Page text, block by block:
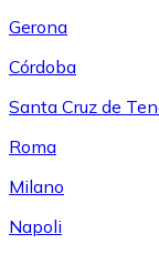
Gerona
Córdoba
Santa Cruz de
Roma
Milano
Napoli